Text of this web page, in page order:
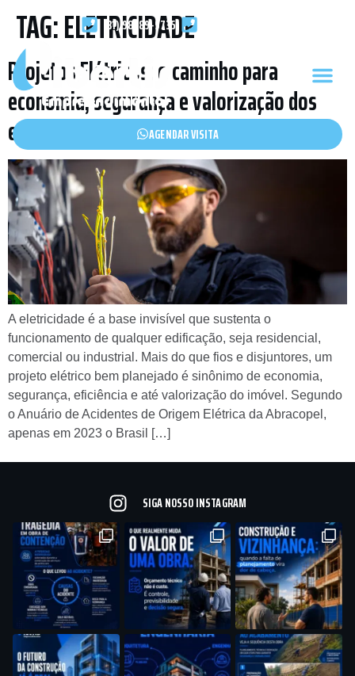
(31) 98589-9735
AGENDAR VISITA
TAG:ELETRICIDADE
Projetos Elétricos: o caminho para
economia, segurança e valorização dos
espaços
A eletricidade é a base invisível que sustenta o
funcionamento de qualquer edificação, seja residencial,
comercial ou industrial. Mais do que fios e disjuntores, um
projeto elétrico bem planejado é sinônimo de economia,
segurança, eficiência e até valorização do imóvel. Segundo
o Anuário de Acidentes de Origem Elétrica da Abracopel,
apenas em 2023 o Brasil […]
SIGA NOSSO INSTAGRAM